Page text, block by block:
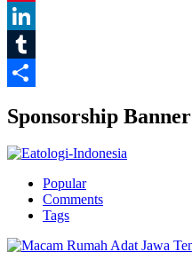
Pinterest
LinkedIn
Tumblr
Sponsorship Banner
Popular
Comments
Tags